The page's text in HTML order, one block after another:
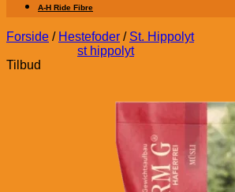
A-H Ride Fibre
Forside / Hestefoder / St. Hippolyt
st hippolyt
Tilbud